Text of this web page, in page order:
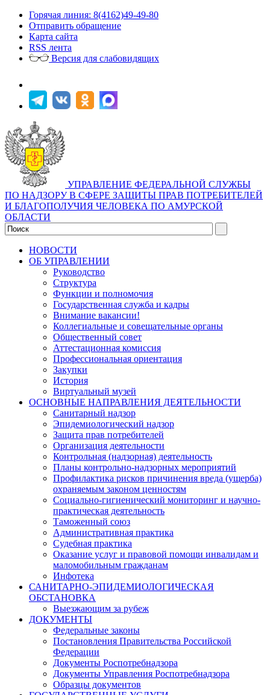
Горячая линия: 8(4162)49-49-80
Отправить обращение
Карта сайта
RSS лента
Версия для слабовидящих
УПРАВЛЕНИЕ ФЕДЕРАЛЬНОЙ СЛУЖБЫ
ПО НАДЗОРУ В СФЕРЕ ЗАЩИТЫ ПРАВ ПОТРЕБИТЕЛЕЙ
И БЛАГОПОЛУЧИЯ ЧЕЛОВЕКА ПО АМУРСКОЙ
ОБЛАСТИ
НОВОСТИ
ОБ УПРАВЛЕНИИ
Руководство
Структура
Функции и полномочия
Государственная служба и кадры
Внимание вакансии!
Коллегиальные и совещательные органы
Общественный совет
Аттестационная комиссия
Профессиональная ориентация
Закупки
История
Виртуальный музей
ОСНОВНЫЕ НАПРАВЛЕНИЯ ДЕЯТЕЛЬНОСТИ
Санитарный надзор
Эпидемиологический надзор
Защита прав потребителей
Организация деятельности
Контрольная (надзорная) деятельность
Планы контрольно-надзорных мероприятий
Профилактика рисков причинения вреда (ущерба)
охраняемым законом ценностям
Социально-гигиенический мониторинг и научно-
практическая деятельность
Таможенный союз
Административная практика
Судебная практика
Оказание услуг и правовой помощи инвалидам и
маломобильным гражданам
Инфотека
САНИТАРНО-ЭПИДЕМИОЛОГИЧЕСКАЯ
ОБСТАНОВКА
Выезжающим за рубеж
ДОКУМЕНТЫ
Федеральные законы
Постановления Правительства Российской
Федерации
Документы Роспотребнадзора
Документы Управления Роспотребнадзора
Образцы документов